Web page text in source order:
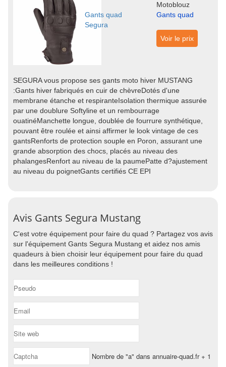
Motoblouz
Gants quad
Segura
Gants quad
Voir le prix
SEGURA vous propose ses gants moto hiver MUSTANG
:Gants hiver fabriqués en cuir de chèvreDotés d'une
membrane étanche et respiranteIsolation thermique assurée
par une doublure Softyline et un rembourrage
ouatinéManchette longue, doublée de fourrure synthétique,
pouvant être roulée et ainsi affirmer le look vintage de ces
gantsRenforts de protection souple en Poron, assurant une
grande absorption des chocs, placés au niveau des
phalangesRenfort au niveau de la paumePatte d?ajustement
au niveau du poignetGants certifiés CE EPI
Avis Gants Segura Mustang
C'est votre équipement pour faire du quad ? Partagez vos avis
sur l'équipement Gants Segura Mustang et aidez nos amis
quadeurs à bien choisir leur équipement pour faire du quad
dans les meilleures conditions !
Nombre de "a" dans annuaire-quad.fr + 1